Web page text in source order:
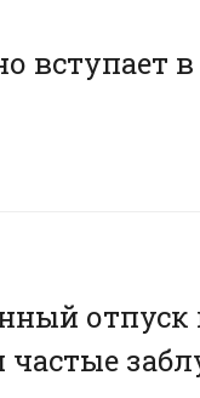
вступает
частые